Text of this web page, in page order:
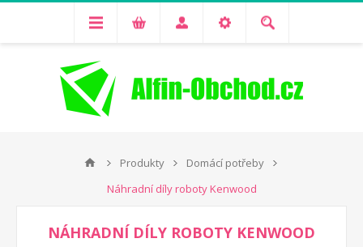
Produkty
Domácí potřeby
Náhradní díly roboty Kenwood
NÁHRADNÍ DÍLY ROBOTY KENWOOD